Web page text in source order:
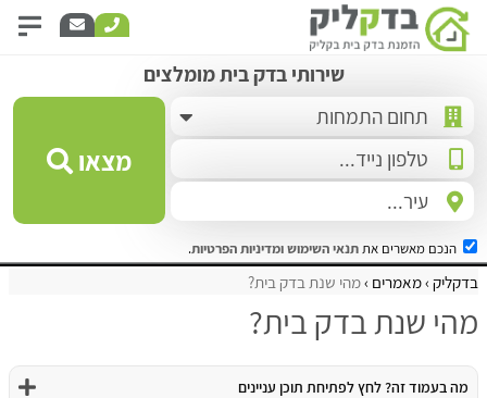
שירותי בדק בית מומלצים
מצאו
הנכם מאשרים אתתנאי השימושומדיניות הפרטיות.
בדקליק מאמרים מהי שנת בדק בית?
מהי שנת בדק בית?
מה בעמוד זה? לחץ לפתיחת תוכן עניינים